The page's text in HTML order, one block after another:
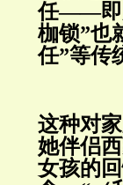
任——即
枷锁”也
任”等传
这种对
她伴侣
女孩的